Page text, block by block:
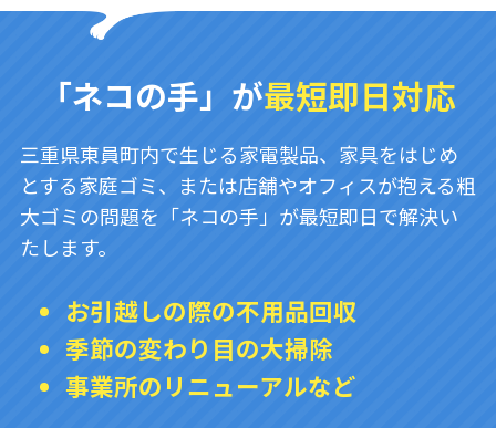
「ネコの手」が最短即日対応
三重県東員町内で生じる家電製品、家具をはじめ
とする家庭ゴミ、または店舗やオフィスが抱える粗
大ゴミの問題を「ネコの手」が最短即日で解決い
たします。
お引越しの際の不用品回収
季節の変わり目の大掃除
事業所のリニューアルなど